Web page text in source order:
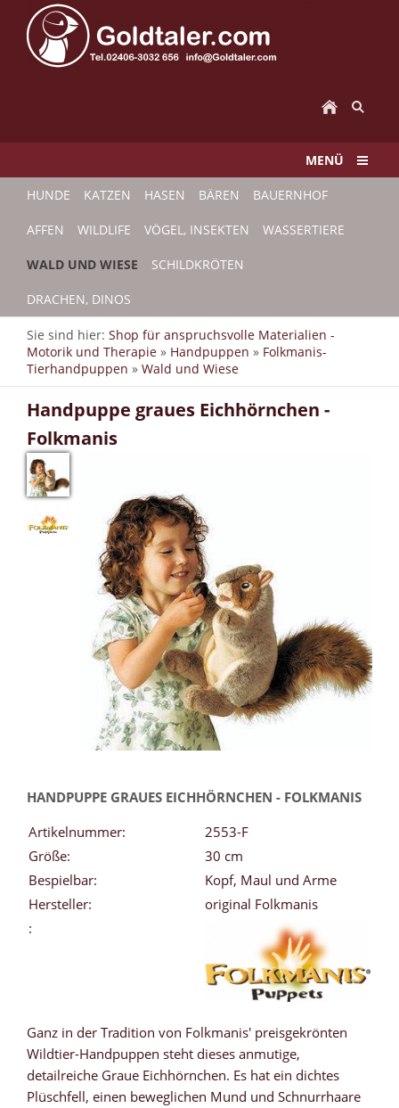
MENÜ
HUNDE KATZEN HASEN BÄREN BAUERNHOF
AFFEN WILDLIFE VÖGEL, INSEKTEN WASSERTIERE
WALD UND WIESE SCHILDKRÖTEN
DRACHEN, DINOS
Sie sind hier: Shop für anspruchsvolle Materialien -
Motorik und Therapie » Handpuppen » Folkmanis-
Tierhandpuppen » Wald und Wiese
Handpuppe graues Eichhörnchen -
Folkmanis
HANDPUPPE GRAUES EICHHÖRNCHEN - FOLKMANIS
Artikelnummer:
2553-F
Größe:
30 cm
Bespielbar:
Kopf, Maul und Arme
Hersteller:
original Folkmanis
:
Ganz in der Tradition von Folkmanis' preisgekrönten
Wildtier-Handpuppen steht dieses anmutige,
detailreiche Graue Eichhörnchen. Es hat ein dichtes
Plüschfell, einen beweglichen Mund und Schnurrhaare